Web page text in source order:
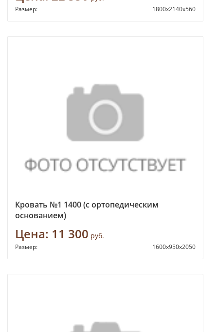
Размер: 1800х2140х560
Кровать №1 1400 (с ортопедическим
основанием)
Цена: 11 300 руб.
Размер: 1600х950х2050